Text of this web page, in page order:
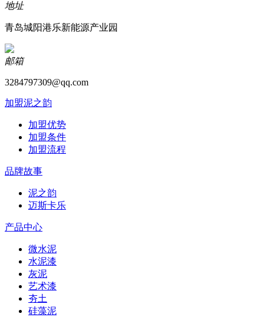
地址
青岛城阳港乐新能源产业园
邮箱
3284797309@qq.com
加盟泥之韵
加盟优势
加盟条件
加盟流程
品牌故事
泥之韵
迈斯卡乐
产品中心
微水泥
水泥漆
灰泥
艺术漆
夯土
硅藻泥